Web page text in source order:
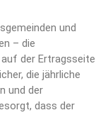
und
– die
der Ertragsseite
die jährliche
und der
dass der